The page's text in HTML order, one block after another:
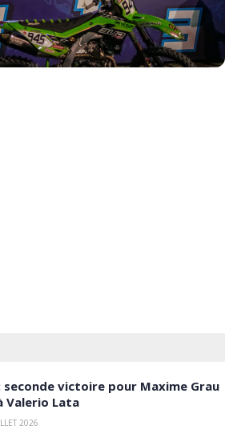
seconde victoire pour Maxime Grau
Valerio Lata
2026